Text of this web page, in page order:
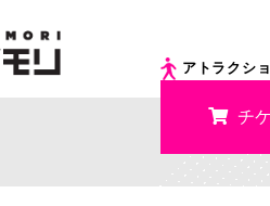
アトラクシ
チ